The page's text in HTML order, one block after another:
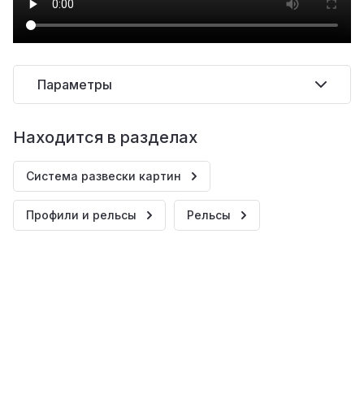
Параметры
Находится в разделах
Система развески картин
Профили и рельсы Рельсы